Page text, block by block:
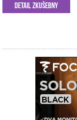
Detail zkušebny